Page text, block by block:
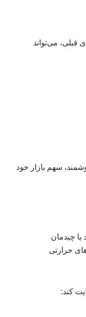
قبلی، می‌تواند
سهم بازار خود
چیدمان
حرارتی
کند: